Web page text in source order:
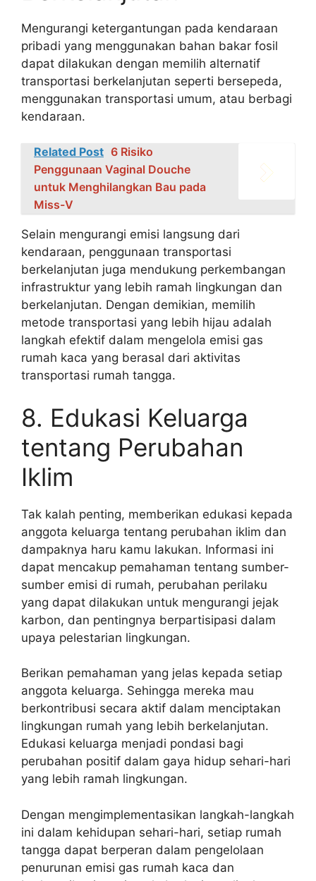
Mengurangi ketergantungan pada kendaraan
pribadi yang menggunakan bahan bakar fosil
dapat dilakukan dengan memilih alternatif
transportasi berkelanjutan seperti bersepeda,
menggunakan transportasi umum, atau berbagi
kendaraan.
Related Post 6 Risiko
Penggunaan Vaginal Douche
untuk Menghilangkan Bau pada
Miss-V
Selain mengurangi emisi langsung dari
kendaraan, penggunaan transportasi
berkelanjutan juga mendukung perkembangan
infrastruktur yang lebih ramah lingkungan dan
berkelanjutan. Dengan demikian, memilih
metode transportasi yang lebih hijau adalah
langkah efektif dalam mengelola emisi gas
rumah kaca yang berasal dari aktivitas
transportasi rumah tangga.
8. Edukasi Keluarga
tentang Perubahan
Iklim
Tak kalah penting, memberikan edukasi kepada
anggota keluarga tentang perubahan iklim dan
dampaknya haru kamu lakukan. Informasi ini
dapat mencakup pemahaman tentang sumber-
sumber emisi di rumah, perubahan perilaku
yang dapat dilakukan untuk mengurangi jejak
karbon, dan pentingnya berpartisipasi dalam
upaya pelestarian lingkungan.
Berikan pemahaman yang jelas kepada setiap
anggota keluarga. Sehingga mereka mau
berkontribusi secara aktif dalam menciptakan
lingkungan rumah yang lebih berkelanjutan.
Edukasi keluarga menjadi pondasi bagi
perubahan positif dalam gaya hidup sehari-hari
yang lebih ramah lingkungan.
Dengan mengimplementasikan langkah-langkah
ini dalam kehidupan sehari-hari, setiap rumah
tangga dapat berperan dalam pengelolaan
penurunan emisi gas rumah kaca dan